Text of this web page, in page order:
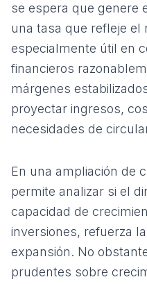
se espera que genere
una tasa que refleje el
especialmente útil en
financieros
márgenes
proyectar ingresos,
necesidades de
En una ampliación de
permite analizar si el
capacidad de
inversiones, refuerza
expansión. No
prudentes sobre